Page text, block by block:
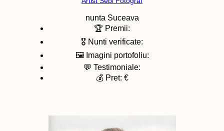
nunta Suceava
🏆 Premii:
🎖️ Nunti verificate:
🖼️ Imagini portofoliu:
💬 Testimoniale:
💰 Pret: €